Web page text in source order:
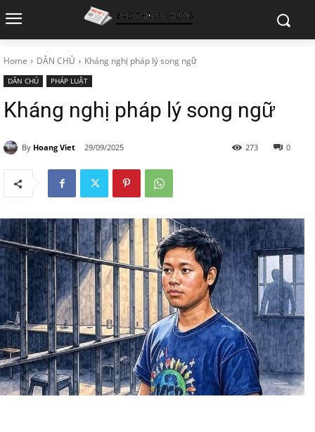
Home DÂN CHỦ Kháng nghị pháp lý song ngữ
DÂN CHỦ PHÁP LUẬT
Kháng nghị pháp lý song ngữ
By Hoang Viet 29/09/2025 0
273